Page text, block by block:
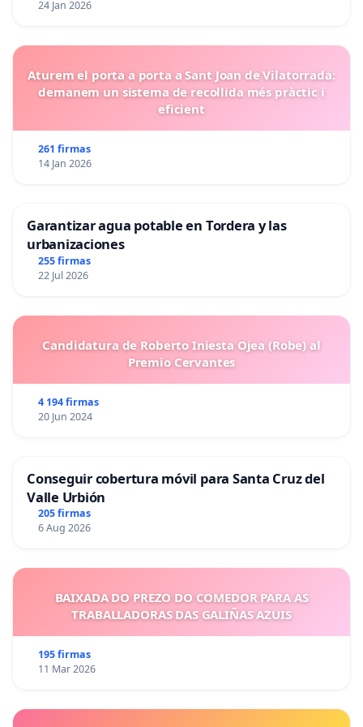
24 Jan 2026
Aturem el porta a porta a Sant Joan de Vilatorrada:
demanem un sistema de recollida més pràctic i
eficient
261 firmas
14 Jan 2026
Garantizar agua potable en Tordera y las
urbanizaciones
255 firmas
22 Jul 2026
Candidatura de Roberto Iniesta Ojea (Robe) al
Premio Cervantes
4 194 firmas
20 Jun 2024
Conseguir cobertura móvil para Santa Cruz del
Valle Urbión
205 firmas
6 Aug 2026
BAIXADA DO PREZO DO COMEDOR PARA AS
TRABALLADORAS DAS GALIÑAS AZUIS
195 firmas
11 Mar 2026